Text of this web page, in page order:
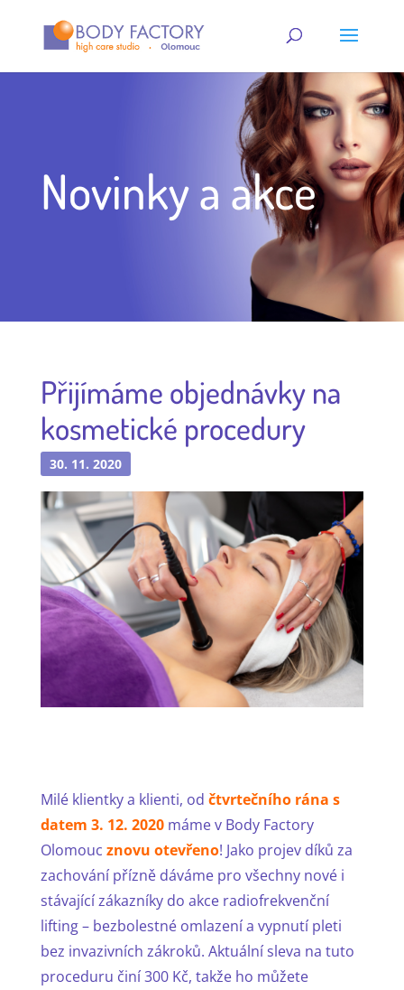
Novinky a akce
Přijímáme objednávky na
kosmetické procedury
30. 11. 2020
Milé klientky a klienti, od čtvrtečního rána s
datem 3. 12. 2020máme v Body Factory
Olomouc znovu otevřeno! Jako projev díků za
zachování přízně dáváme pro všechny nové i
stávající zákazníky do akce radiofrekvenční
lifting – bezbolestné omlazení a vypnutí pleti
bez invazivních zákroků. Aktuální sleva na tuto
proceduru činí 300 Kč, takže ho můžete